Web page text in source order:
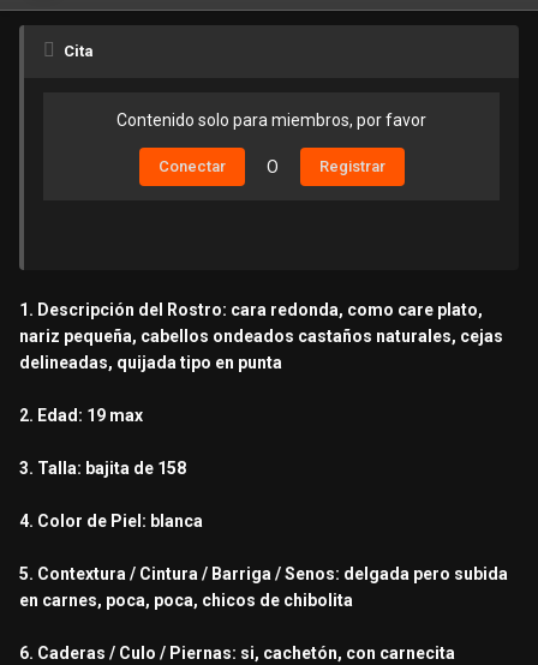
Cita
Contenido solo para miembros, por favor
Conectar O Registrar
1. Descripción del Rostro: cara redonda, como care plato,
nariz pequeña, cabellos ondeados castaños naturales, cejas
delineadas, quijada tipo en punta
2. Edad: 19 max
3. Talla: bajita de 158
4. Color de Piel: blanca
5. Contextura / Cintura / Barriga / Senos: delgada pero subida
en carnes, poca, poca, chicos de chibolita
6. Caderas / Culo / Piernas: si, cachetón, con carnecita